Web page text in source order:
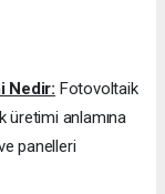
Nedir: Fotovoltaik
üretimi anlamına
panelleri